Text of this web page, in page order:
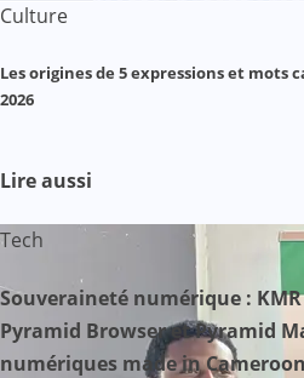
Culture
Les origines de 5 expressions et mots
2026
Lire aussi
Tech
Souveraineté numérique :
Pyramid Browser et Pyramid
numériques made in Cameroon